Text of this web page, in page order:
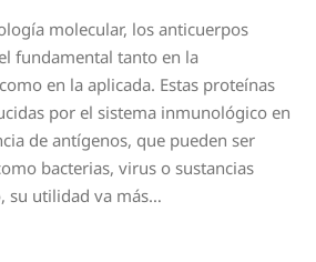
molecular, los anticuerpos
fundamental tanto en la
en la aplicada. Estas proteínas
por el sistema inmunológico en
de antígenos, que pueden ser
bacterias, virus o sustancias
su utilidad va más…